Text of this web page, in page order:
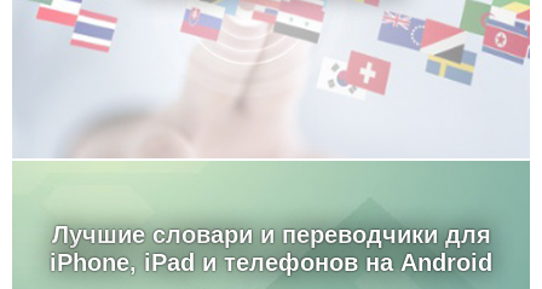
Лучшие словари и переводчики для
iPhone, iPad и телефонов на Android